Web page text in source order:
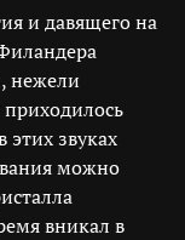
и давящего на
нежели
приходилось
этих звуках
можно
вникал в